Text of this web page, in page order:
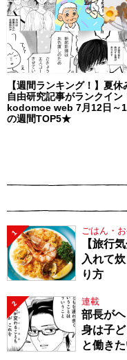
【週間ランキング！】夏休
自由研究記事がランクイン
kodomoe web 7月12日～
の週間TOP5★
1 ごはん・
【旅行
入れて
り方
2 連載
部長が
身は子
と働き